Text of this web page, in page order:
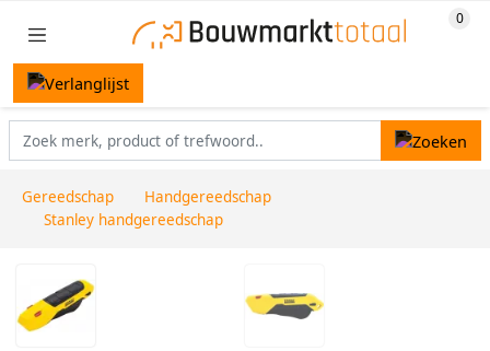
Gereedschap
Handgereedschap
Stanley handgereedschap